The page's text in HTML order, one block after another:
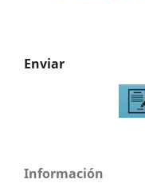
Enviar
Información